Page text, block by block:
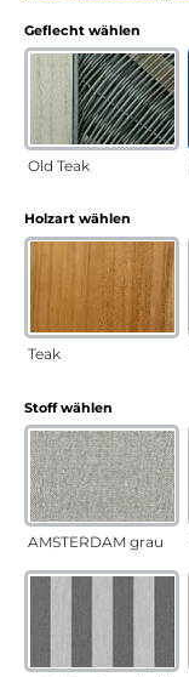
Geflecht wählen
Old Teak
Holzart wählen
Teak
Stoff wählen
AMSTERDAM grau